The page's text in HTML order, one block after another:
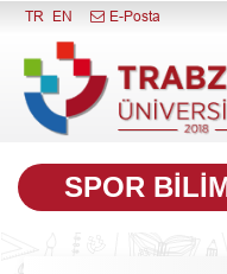
Menüyü Kapat
TR EN E-Posta
SPOR